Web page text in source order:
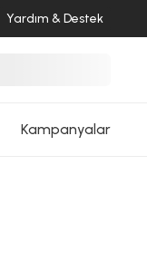
Yardım & Destek
Kampanyalar